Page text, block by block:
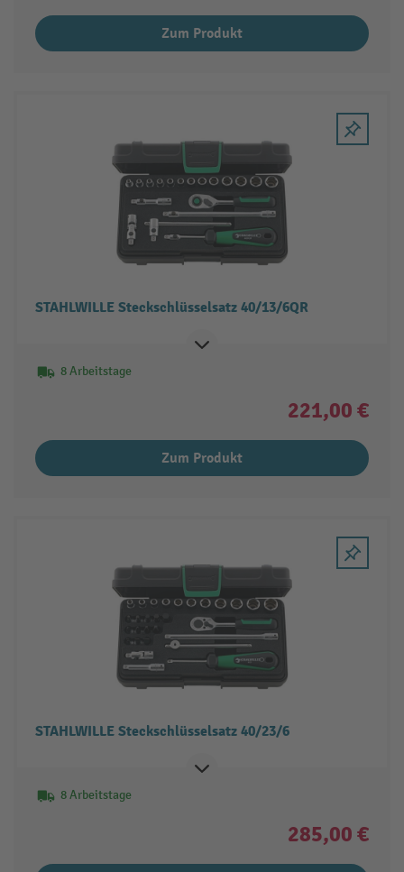
Zum Produkt
STAHLWILLE Steckschlüsselsatz 40/13/6QR
8 Arbeitstage
221,00 €
Zum Produkt
STAHLWILLE Steckschlüsselsatz 40/23/6
8 Arbeitstage
285,00 €